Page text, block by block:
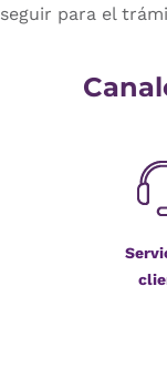
seguir para el